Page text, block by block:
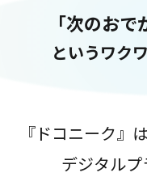
「次のおで
というワク
『ドコニーク』
デジタルプ